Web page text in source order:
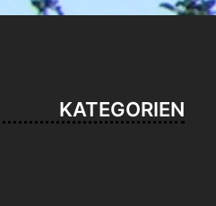
KATEGORIEN